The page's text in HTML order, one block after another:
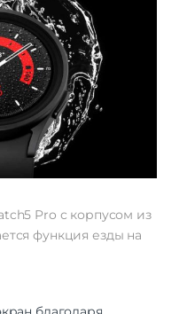
Pro с корпусом из
функция езды на